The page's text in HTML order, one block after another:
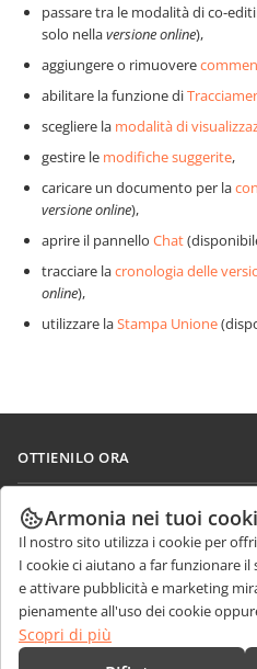
passare tra le modalità di co-
solo nellaversione online),
aggiungere o rimuovere
abilitare la funzione di
scegliere la modalità di
gestire le modifiche suggerite,
caricare un documento per la
versione online),
aprire il pannello Chat
tracciare lacronologia delle
online),
utilizzare laStampa Unione
OTTIENILO ORA
Docs
DocSpace
Workspace
Connettori
App desktop
COLLABORA
Per i contributori
Per i traduttori
Per gli influencer
Offerte di lavoro
RICEVI NOTIZIE
Blog
RICEVI AIUTO
Forum
Armonia nei tuoi
Il nostro sito utilizza i cookie per
I cookie ci aiutano a far funzionare
e attivare pubblicità e marketing
pienamente all'uso dei cookie
Scopri di più